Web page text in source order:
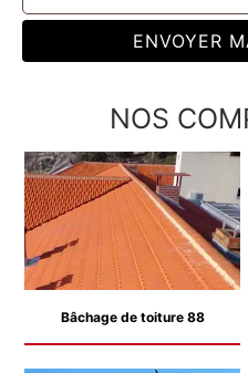
NOS
Bâchage de toiture 88